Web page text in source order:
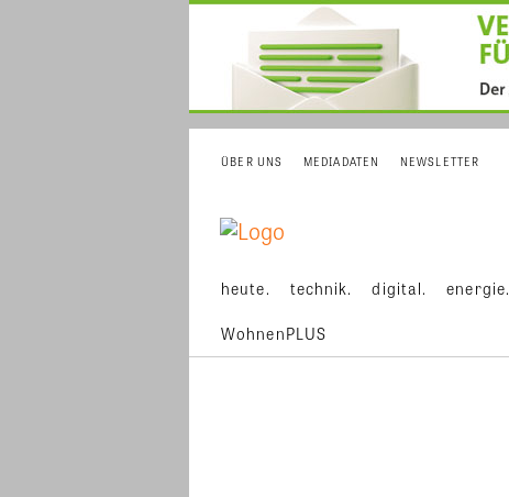
ÜBER UNS MEDIADATEN NEWSLETTER
heute. technik. digital. energie.
WohnenPLUS